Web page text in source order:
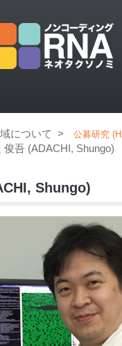
介
について > 公募研究
俊吾 (ADACHI, Shungo)
Shungo)